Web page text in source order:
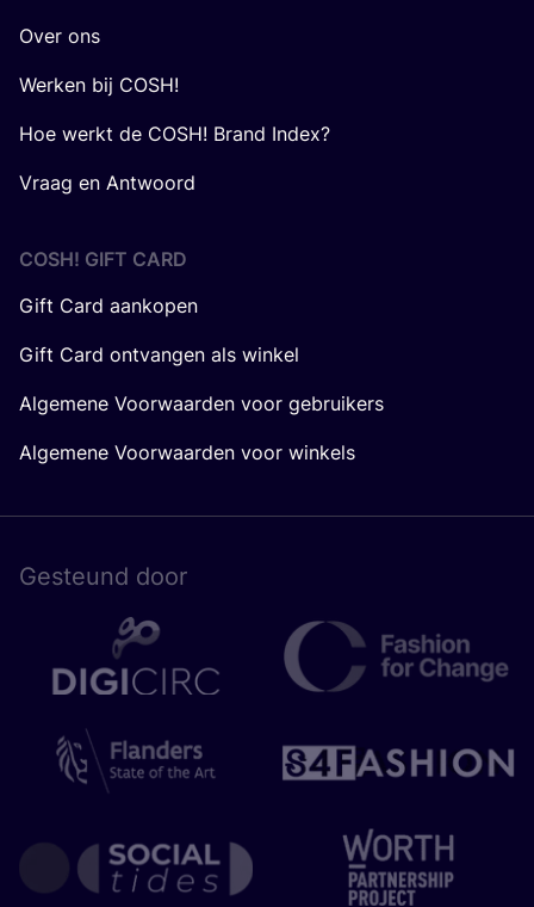
Over ons
Werken bij COSH!
Hoe werkt de COSH! Brand Index?
Vraag en Antwoord
COSH! GIFT CARD
Gift Card aankopen
Gift Card ontvangen als winkel
Algemene Voorwaarden voor gebruikers
Algemene Voorwaarden voor winkels
Gesteund door